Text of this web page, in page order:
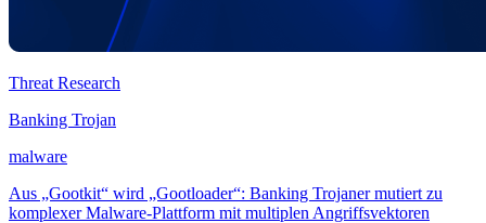
Threat Research
Banking Trojan
malware
Aus „Gootkit“ wird „Gootloader“: Banking Trojaner mutiert zu
komplexer Malware-Plattform mit multiplen Angriffsvektoren